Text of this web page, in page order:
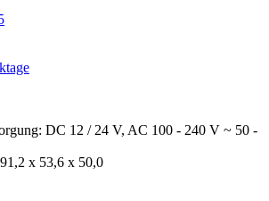
DC 12 / 24 V, AC 100 - 240 V ~ 50 -
x 53,6 x 50,0